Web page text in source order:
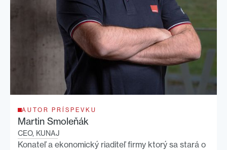
AUTOR PRÍSPEVKU
Martin Smoleňák
CEO, KUNAJ
Konateľ a ekonomický riaditeľ firmy ktorý sa stará o